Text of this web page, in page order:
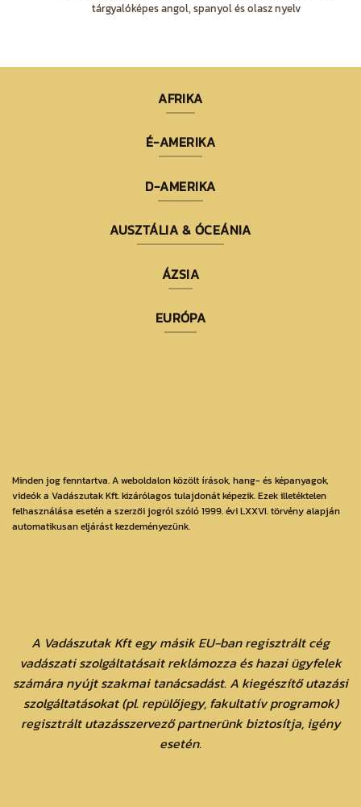
tárgyalóképes angol, spanyol és olasz nyelv
AFRIKA
É-AMERIKA
D-AMERIKA
AUSZTÁLIA & ÓCEÁNIA
ÁZSIA
EURÓPA
Minden jog fenntartva. A weboldalon közölt írások, hang- és képanyagok,
videók a Vadászutak Kft. kizárólagos tulajdonát képezik. Ezek illetéktelen
felhasználása esetén a szerzői jogról szóló 1999. évi LXXVI. törvény alapján
automatikusan eljárást kezdeményezünk.
A Vadászutak Kft egy másik EU-ban regisztrált cég
vadászati szolgáltatásait reklámozza és hazai ügyfelek
számára nyújt szakmai tanácsadást. A kiegészítő utazási
szolgáltatásokat (pl. repülőjegy, fakultatív programok)
regisztrált utazásszervező partnerünk biztosítja, igény
esetén.